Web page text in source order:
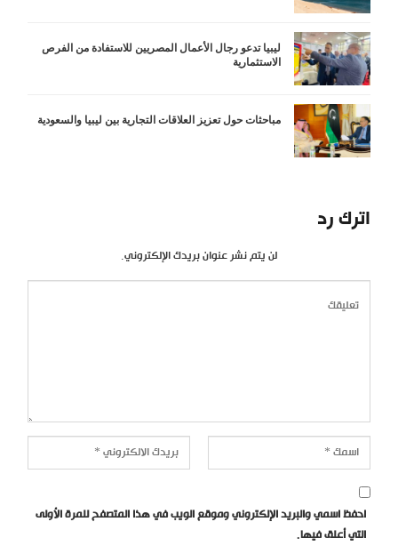
ليبيا تدعو رجال الأعمال المصريين للاستفادة من الفرص
الاستثمارية
مباحثات حول تعزيز العلاقات التجارية بين ليبيا والسعودية
اترك رد
لن يتم نشر عنوان بريدك الإلكتروني.
احفظ اسمي والبريد الإلكتروني وموقع الويب في هذا المتصفح للمرة الأولى
التي أعلق فيها.